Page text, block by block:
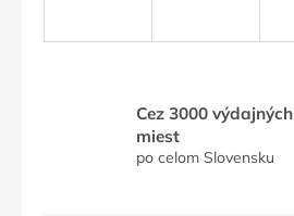
Cez 3000 výdajných
miest
po celom Slovensku